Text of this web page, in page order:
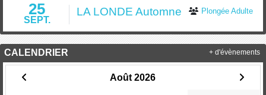
25
SEPT.
Plongée Adulte
LA LONDE Automne
CALENDRIER
Août 2026
+ d'évènements